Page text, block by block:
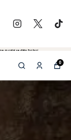
montaj ve daha fazlasi...
0